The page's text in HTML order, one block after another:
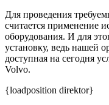
Для проведения
считается применение
оборудования. И для
установку, ведь нашей
доступная на сегодня
Volvo.
{loadposition direktor}